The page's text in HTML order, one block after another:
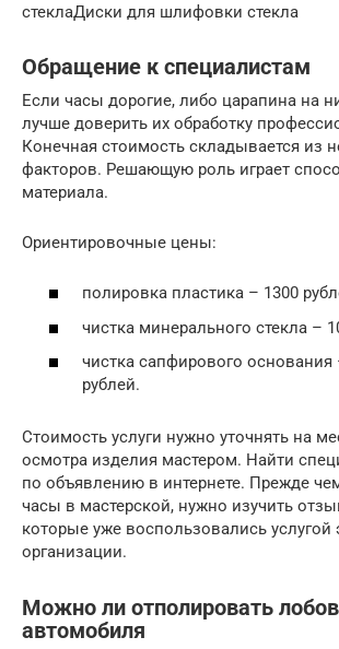
стеклаДиски для шлифовки стекла
Обращение к специалистам
Если часы дорогие, либо царапина на
лучше доверить их обработку
Конечная стоимость складывается из
факторов. Решающую роль играет
материала.
Ориентировочные цены:
полировка пластика – 1300
чистка минерального стекла –
чистка сапфирового основания
рублей.
Стоимость услуги нужно уточнять на
осмотра изделия мастером. Найти
по объявлению в интернете. Прежде
часы в мастерской, нужно изучить
которые уже воспользовались услугой
организации.
Можно ли отполировать
автомобиля